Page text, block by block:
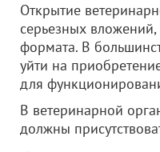
Открытие
серьезных
формата. В
уйти на
для
В ветеринарной
должны